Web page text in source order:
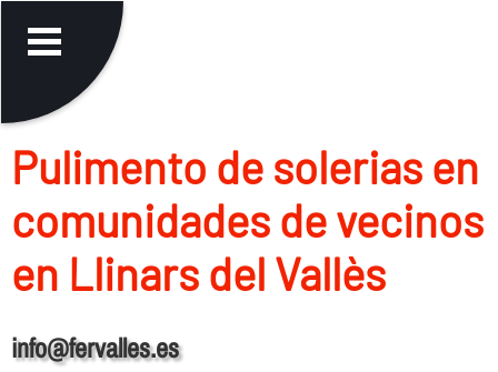
Pulimento de solerias en
comunidades de vecinos
en Llinars del Vallès
info@fervalles.es